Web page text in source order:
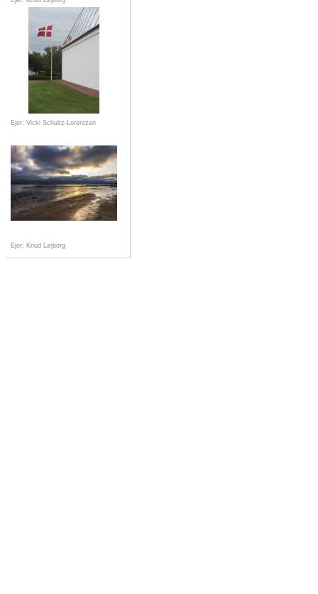
Ejer: Vicki Schultz-Lorentzen
Ejer: Knud Løjborg